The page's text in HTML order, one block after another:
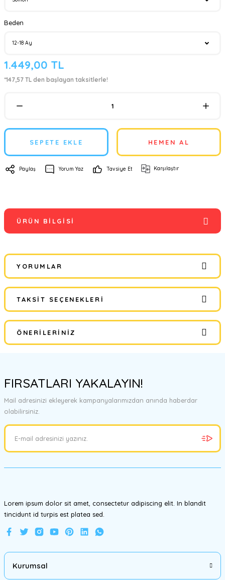
Beden
1.449,00 TL
*147,57 TL den başlayan taksitlerle!
SEPETE EKLE HEMEN AL
Paylaş Yorum Yaz Tavsiye Et Karşılaştır
ÜRÜN BILGISI
YORUMLAR
Bu ürüne ilk yorumu siz yapın!
Yorum Yaz
TAKSIT SEÇENEKLERI
ÖNERILERINIZ
tarafımıza iletebilirsiniz.
Görüş ve önerileriniz için teşekkür ederiz.
Ürün resmi kalitesiz, bozuk veya görüntülenemiyor.
Ürün bilgilerinde hatalar bulunuyor.
FIRSATLARI YAKALAYIN!
Mail adresinizi ekleyerek kampanyalarımızdan anında haberdar
olabilirsiniz.
Lorem ipsum dolor sit amet, consectetur adipiscing elit. In blandit
tincidunt id turpis est platea sed.
Kurumsal